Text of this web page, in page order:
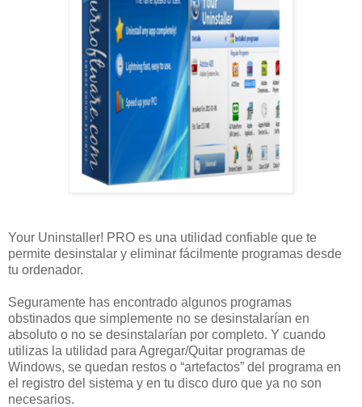
Your Uninstaller! PRO es una utilidad confiable que te
permite desinstalar y eliminar fácilmente programas desde
tu ordenador.
Seguramente has encontrado algunos programas
obstinados que simplemente no se desinstalarían en
absoluto o no se desinstalarían por completo. Y cuando
utilizas la utilidad para Agregar/Quitar programas de
Windows, se quedan restos o “artefactos” del programa en
el registro del sistema y en tu disco duro que ya no son
necesarios.